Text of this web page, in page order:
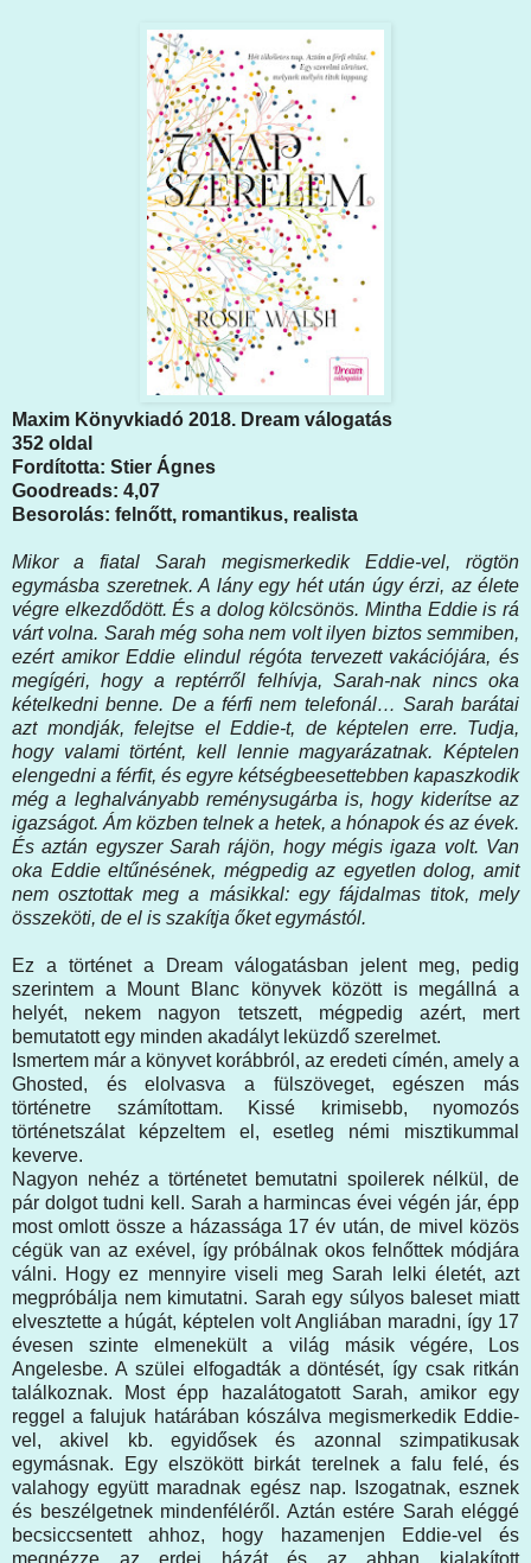
Maxim Könyvkiadó 2018. Dream válogatás
352 oldal
Fordította: Stier Ágnes
Goodreads: 4,07
Besorolás: felnőtt, romantikus, realista
Mikor a fiatal Sarah megismerkedik Eddie-vel, rögtön
egymásba szeretnek. A lány egy hét után úgy érzi, az élete
végre elkezdődött. És a dolog kölcsönös. Mintha Eddie is rá
várt volna. Sarah még soha nem volt ilyen biztos semmiben,
ezért amikor Eddie elindul régóta tervezett vakációjára, és
megígéri, hogy a reptérről felhívja, Sarah-nak nincs oka
kételkedni benne. De a férfi nem telefonál… Sarah barátai
azt mondják, felejtse el Eddie-t, de képtelen erre. Tudja,
hogy valami történt, kell lennie magyarázatnak. Képtelen
elengedni a férfit, és egyre kétségbeesettebben kapaszkodik
még a leghalványabb reménysugárba is, hogy kiderítse az
igazságot. Ám közben telnek a hetek, a hónapok és az évek.
És aztán egyszer Sarah rájön, hogy mégis igaza volt. Van
oka Eddie eltűnésének, mégpedig az egyetlen dolog, amit
nem osztottak meg a másikkal: egy fájdalmas titok, mely
összeköti, de el is szakítja őket egymástól.
Ez a történet a Dream válogatásban jelent meg, pedig
szerintem a Mount Blanc könyvek között is megállná a
helyét, nekem nagyon tetszett, mégpedig azért, mert
bemutatott egy minden akadályt leküzdő szerelmet.
Ismertem már a könyvet korábbról, az eredeti címén, amely a
Ghosted, és elolvasva a fülszöveget, egészen más
történetre számítottam. Kissé krimisebb, nyomozós
történetszálat képzeltem el, esetleg némi misztikummal
keverve.
Nagyon nehéz a történetet bemutatni spoilerek nélkül, de
pár dolgot tudni kell. Sarah a harmincas évei végén jár, épp
most omlott össze a házassága 17 év után, de mivel közös
cégük van az exével, így próbálnak okos felnőttek módjára
válni. Hogy ez mennyire viseli meg Sarah lelki életét, azt
megpróbálja nem kimutatni. Sarah egy súlyos baleset miatt
elvesztette a húgát, képtelen volt Angliában maradni, így 17
évesen szinte elmenekült a világ másik végére, Los
Angelesbe. A szülei elfogadták a döntését, így csak ritkán
találkoznak. Most épp hazalátogatott Sarah, amikor egy
reggel a falujuk határában kószálva megismerkedik Eddie-
vel, akivel kb. egyidősek és azonnal szimpatikusak
egymásnak. Egy elszökött birkát terelnek a falu felé, és
valahogy együtt maradnak egész nap. Iszogatnak, esznek
és beszélgetnek mindenféléről. Aztán estére Sarah eléggé
becsiccsentett ahhoz, hogy hazamenjen Eddie-vel és